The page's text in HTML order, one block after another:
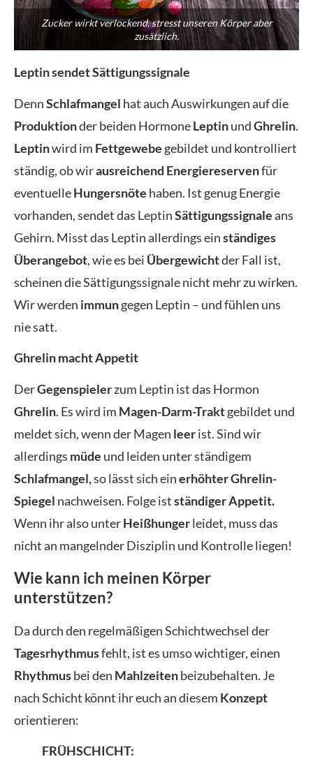
Zucker wirkt verlockend, stresst unseren Körper aber
zusätzlich.
Leptin sendet Sättigungssignale
DennSchlafmangel hat auch Auswirkungen auf die
Produktionder beiden HormoneLeptinundGhrelin.
Leptinwird im Fettgewebe gebildet und kontrolliert
ständig, ob wirausreichend Energiereservenfür
eventuelleHungersnöte haben. Ist genug Energie
vorhanden, sendet das LeptinSättigungssignaleans
Gehirn. Misst das Leptin allerdings einständiges
Überangebot, wie es bei Übergewichtder Fall ist,
scheinen die Sättigungssignale nicht mehr zu wirken.
Wir werden immungegen Leptin – und fühlen uns
nie satt.
Ghrelin macht Appetit
DerGegenspielerzum Leptin ist das Hormon
Ghrelin. Es wird im Magen-Darm-Traktgebildet und
meldet sich, wenn der Magen leerist. Sind wir
allerdings müde und leiden unter ständigem
Schlafmangel,so lässt sich einerhöhter Ghrelin-
Spiegel nachweisen. Folge istständiger Appetit.
Wenn ihr also unterHeißhungerleidet, muss das
nicht an mangelnder Disziplin und Kontrolle liegen!
Wie kann ich meinen Körper
unterstützen?
Da durch den regelmäßigen Schichtwechsel der
Tagesrhythmusfehlt, ist es umso wichtiger, einen
Rhythmusbei den Mahlzeitenbeizubehalten. Je
nach Schicht könnt ihr euch an diesem Konzept
orientieren:
FRÜHSCHICHT: